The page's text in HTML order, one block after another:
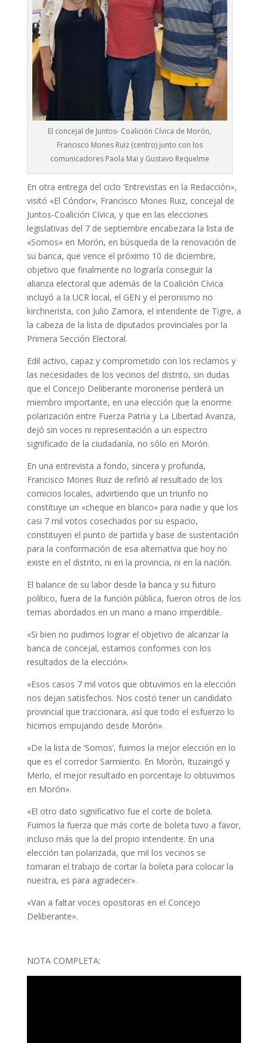
El concejal de Juntos- Coalición Cívica de Morón,
Francisco Mones Ruiz (centro) junto con los
comunicadores Paola Mai y Gustavo Requelme
En otra entrega del ciclo ‘Entrevistas en la Redacción»,
visitó «El Cóndor», Francisco Mones Ruiz, concejal de
Juntos-Coalición Cívica, y que en las elecciones
legislativas del 7 de septiembre encabezara la lista de
«Somos» en Morón, en búsqueda de la renovación de
su banca, que vence el próximo 10 de diciembre,
objetivo que finalmente no lograría conseguir la
alianza electoral que además de la Coalición Cívica
incluyó a la UCR local, el GEN y el peronismo no
kirchnerista, con Julio Zamora, el intendente de Tigre, a
la cabeza de la lista de diputados provinciales por la
Primera Sección Electoral.
Edil activo, capaz y comprometido con los reclamos y
las necesidades de los vecinos del distrito, sin dudas
que el Concejo Deliberante moronense perderá un
miembro importante, en una elección que la enorme
polarización entre Fuerza Patria y La Libertad Avanza,
dejó sin voces ni representación a un espectro
significado de la ciudadanía, no sólo en Morón.
En una entrevista a fondo, sincera y profunda,
Francisco Mones Ruiz de refirió al resultado de los
comicios locales, advirtiendo que un triunfo no
constituye un «cheque en blanco» para nadie y que los
casi 7 mil votos cosechados por su espacio,
constituyen el punto de partida y base de sustentación
para la conformación de esa alternativa que hoy no
existe en el distrito, ni en la provincia, ni en la nación.
El balance de su labor desde la banca y su futuro
político, fuera de la función pública, fueron otros de los
temas abordados en un mano a mano imperdible.
«Si bien no pudimos lograr el objetivo de alcanzar la
banca de concejal, estamos conformes con los
resultados de la elección».
«Esos casos 7 mil votos que obtuvimos en la elección
nos dejan satisfechos. Nos costó tener un candidato
provincial que traccionara, así que todo el esfuerzo lo
hicimos empujando desde Morón».
«De la lista de ‘Somos’, fuimos la mejor elección en lo
que es el corredor Sarmiento. En Morón, Ituzaingó y
Merlo, el mejor resultado en porcentaje lo obtuvimos
en Morón».
«El otro dato significativo fue el corte de boleta.
Fuimos la fuerza que más corte de boleta tuvo a favor,
incluso más que la del propio intendente. En una
elección tan polarizada, que mil los vecinos se
tomaran el trabajo de cortar la boleta para colocar la
nuestra, es para agradecer».
«Van a faltar voces opositoras en el Concejo
Deliberante».
NOTA COMPLETA: